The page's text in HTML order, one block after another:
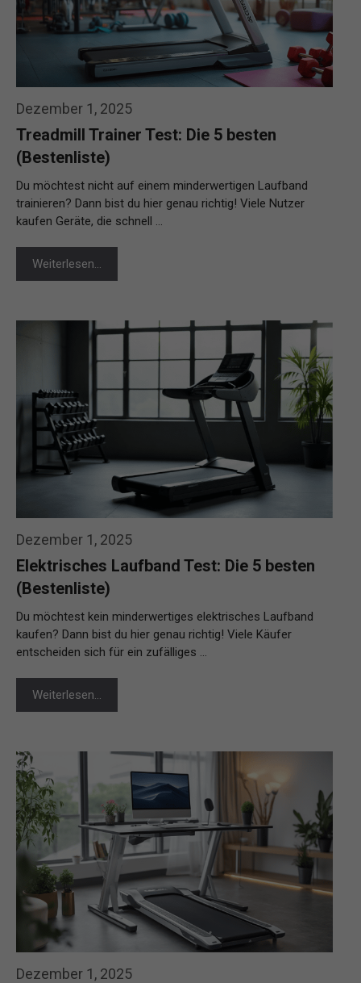
Dezember 1, 2025
Treadmill Trainer Test: Die 5 besten
(Bestenliste)
Du möchtest nicht auf einem minderwertigen Laufband
trainieren? Dann bist du hier genau richtig! Viele Nutzer
kaufen Geräte, die schnell …
Weiterlesen…
Dezember 1, 2025
Elektrisches Laufband Test: Die 5 besten
(Bestenliste)
Du möchtest kein minderwertiges elektrisches Laufband
kaufen? Dann bist du hier genau richtig! Viele Käufer
entscheiden sich für ein zufälliges …
Weiterlesen…
Dezember 1, 2025